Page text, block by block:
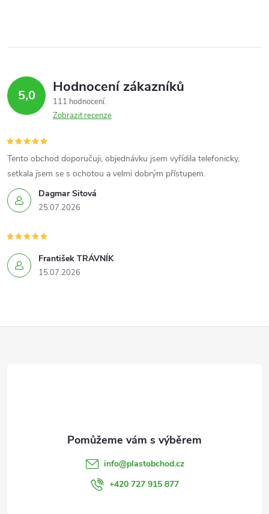
5,0 Hodnocení zákazníků
111 hodnocení
Zobrazit recenze
Dagmar Sitová
25.07.2026
Tento obchod doporučuji, objednávku jsem vyřídila telefonicky,
setkala jsem se s ochotou a velmi dobrým přístupem.
František TRÁVNÍK
15.07.2026
info@plastobchod.cz
+420 727 915 877